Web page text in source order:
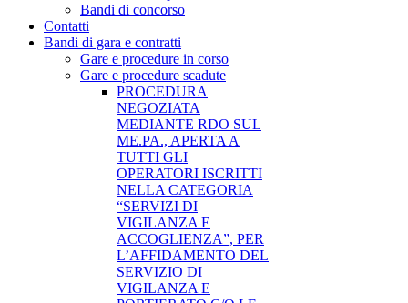
Bandi di concorso
Contatti
Bandi di gara e contratti
Gare e procedure in corso
Gare e procedure scadute
PROCEDURA
NEGOZIATA
MEDIANTE RDO SUL
ME.PA., APERTA A
TUTTI GLI
OPERATORI ISCRITTI
NELLA CATEGORIA
“SERVIZI DI
VIGILANZA E
ACCOGLIENZA”, PER
L’AFFIDAMENTO DEL
SERVIZIO DI
VIGILANZA E